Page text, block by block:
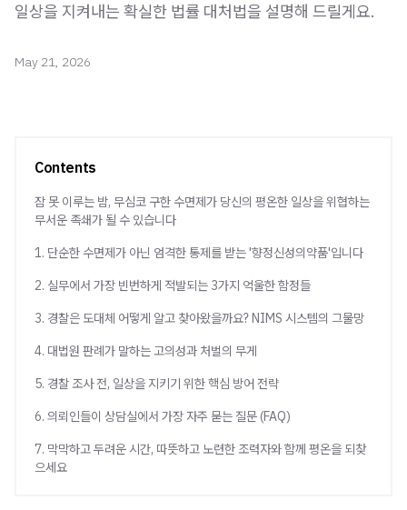
일상을 지켜내는 확실한 법률 대처법을 설명해 드릴게요.
May 21, 2026
Contents
잠 못 이루는 밤, 무심코 구한 수면제가 당신의 평온한 일상을 위협하는
무서운 족쇄가 될 수 있습니다
1. 단순한 수면제가 아닌 엄격한 통제를 받는 '향정신성의약품'입니다
2. 실무에서 가장 빈번하게 적발되는 3가지 억울한 함정들
3. 경찰은 도대체 어떻게 알고 찾아왔을까요? NIMS 시스템의 그물망
4. 대법원 판례가 말하는 고의성과 처벌의 무게
5. 경찰 조사 전, 일상을 지키기 위한 핵심 방어 전략
6. 의뢰인들이 상담실에서 가장 자주 묻는 질문 (FAQ)
7. 막막하고 두려운 시간, 따뜻하고 노련한 조력자와 함께 평온을 되찾
으세요